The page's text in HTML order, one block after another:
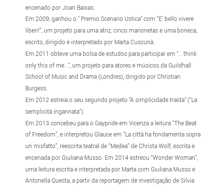
encenado por Joan Baixas.
Em 2009, ganhou o " Premio Scenario Ustica" com “E' bello vivere
liberi!”, um projeto para uma atriz, cinco marionetas e uma boneca,
escrito, dirigido e interpretado por Marta Cuscunà.
Em 2011 obteve uma bolsa de estudos para participar em "… think
only this of me...", um projeto para atores e músicos da Guildhall
School of Music and Drama (Londres), dirigido por Christian
Burgess.
Em 2012 estreia o seu segundo projeto "A simplicidade traída" (“La
semplicità ingannata”).
Em 2013 concebeu para o Gaypride em Vicenza a leitura “The Beat
of Freedom”, e interpretou Glauce em “La città ha fondamenta sopra
un misfatto”, reescrita teatral de “Medea” de Christa Wolf, escrita e
encenada por Giuliana Musso. Em 2014 estreou “Wonder Woman”,
uma leitura escrita e interpretada por Marta com Giuliana Musso e
Antonella Questa, a partir da reportagem de investigação de Silvia